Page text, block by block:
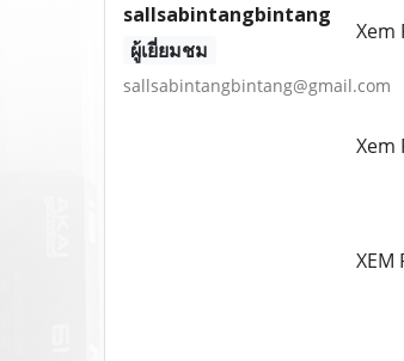
sallsabintangbintang
ผู้เยี่ยมชม
sallsabintangbintang@gmail.com
Xem
Xem